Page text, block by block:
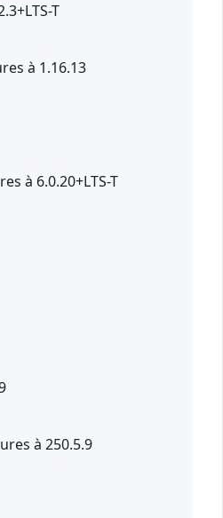
T
à 1.16.13
à 6.0.20+LTS-T
à 250.5.9